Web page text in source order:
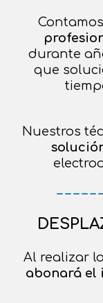
durante
que
Nuestros
– – – – –
Al realizar
abonará el